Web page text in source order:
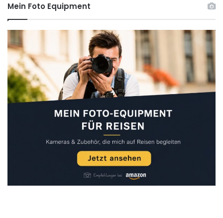
Mein Foto Equipment